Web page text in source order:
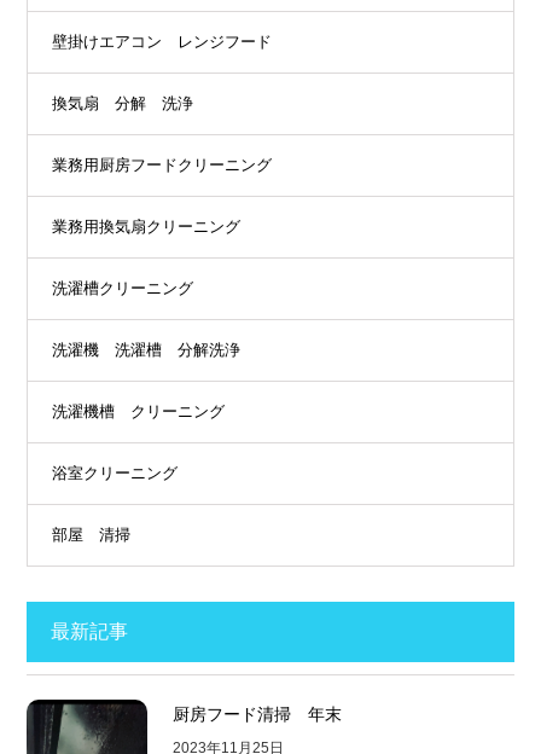
壁掛けエアコン レンジフード
換気扇 分解 洗浄
業務用厨房フードクリーニング
業務用換気扇クリーニング
洗濯槽クリーニング
洗濯機 洗濯槽 分解洗浄
洗濯機槽 クリーニング
浴室クリーニング
部屋 清掃
最新記事
厨房フード清掃 年末
2023年11月25日